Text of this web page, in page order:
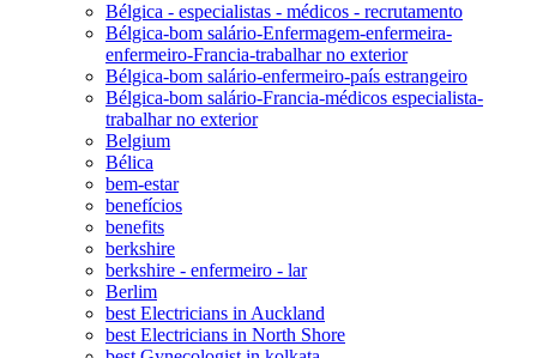
Bélgica - especialistas - médicos - recrutamento
Bélgica-bom salário-Enfermagem-enfermeira-
enfermeiro-Francia-trabalhar no exterior
Bélgica-bom salário-enfermeiro-país estrangeiro
Bélgica-bom salário-Francia-médicos especialista-
trabalhar no exterior
Belgium
Bélica
bem-estar
benefícios
benefits
berkshire
berkshire - enfermeiro - lar
Berlim
best Electricians in Auckland
best Electricians in North Shore